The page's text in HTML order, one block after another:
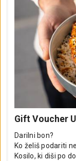
Gift Voucher
Darilni bon?
Ko želiš podariti
Kosilo, ki diši po